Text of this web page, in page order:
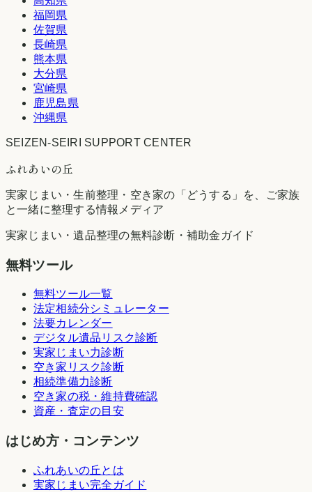
福岡県
佐賀県
長崎県
熊本県
大分県
宮崎県
鹿児島県
沖縄県
SEIZEN-SEIRI SUPPORT CENTER
ふれあいの丘
実家じまい・生前整理・空き家の「どうする」を、ご家族
と一緒に整理する情報メディア
実家じまい・遺品整理の無料診断・補助金ガイド
無料ツール
無料ツール一覧
法定相続分シミュレーター
法要カレンダー
デジタル遺品リスク診断
実家じまい力診断
空き家リスク診断
相続準備力診断
空き家の税・維持費確認
資産・査定の目安
はじめ方・コンテンツ
ふれあいの丘とは
実家じまい完全ガイド